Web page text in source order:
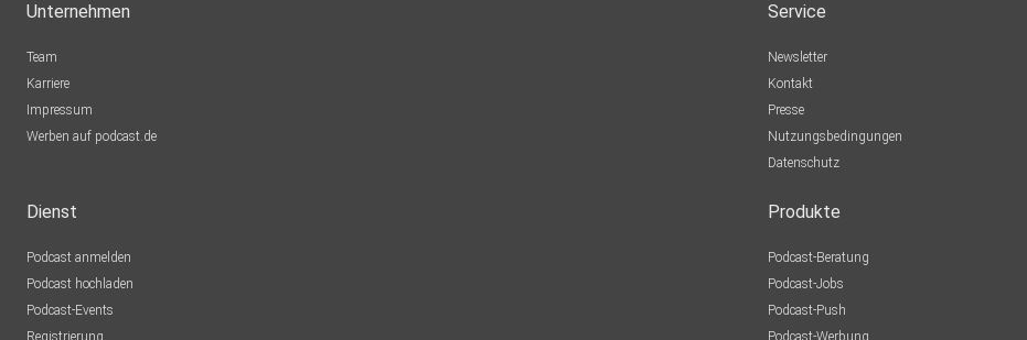
Unternehmen
Team
Karriere
Impressum
Werben auf podcast.de
Service
Newsletter
Kontakt
Presse
Nutzungsbedingungen
Datenschutz
Dienst
Podcast anmelden
Podcast hochladen
Podcast-Events
Registrierung
Produkte
Podcast-Beratung
Podcast-Jobs
Podcast-Push
Podcast-Werbung